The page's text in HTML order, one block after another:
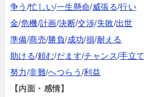
争う /忙しい/一生懸命/威張る/行い
金/危機/計画/決断/交渉/失敗/出世
準備/商売/勝負/成功/損/耐える
助ける/頼む/だます/チャンス/手立て
努力/非難/へつらう/利益
【内面・感情】